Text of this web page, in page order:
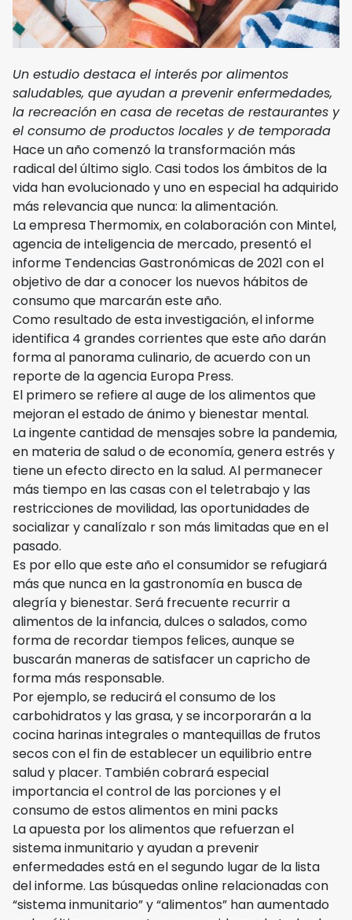
Un estudio destaca el interés por alimentos
saludables, que ayudan a prevenir enfermedades,
la recreación en casa de recetas de restaurantes y
el consumo de productos locales y de temporada
Hace un año comenzó la transformación más
radical del último siglo. Casi todos los ámbitos de la
vida han evolucionado y uno en especial ha adquirido
más relevancia que nunca: la alimentación.
La empresa Thermomix, en colaboración con Mintel,
agencia de inteligencia de mercado, presentó el
informe Tendencias Gastronómicas de 2021 con el
objetivo de dar a conocer los nuevos hábitos de
consumo que marcarán este año.
Como resultado de esta investigación, el informe
identifica 4 grandes corrientes que este año darán
forma al panorama culinario, de acuerdo con un
reporte de la agencia Europa Press.
El primero se refiere al auge de los alimentos que
mejoran el estado de ánimo y bienestar mental.
La ingente cantidad de mensajes sobre la pandemia,
en materia de salud o de economía, genera estrés y
tiene un efecto directo en la salud. Al permanecer
más tiempo en las casas con el teletrabajo y las
restricciones de movilidad, las oportunidades de
socializar y canalízalo r son más limitadas que en el
pasado.
Es por ello que este año el consumidor se refugiará
más que nunca en la gastronomía en busca de
alegría y bienestar. Será frecuente recurrir a
alimentos de la infancia, dulces o salados, como
forma de recordar tiempos felices, aunque se
buscarán maneras de satisfacer un capricho de
forma más responsable.
Por ejemplo, se reducirá el consumo de los
carbohidratos y las grasa, y se incorporarán a la
cocina harinas integrales o mantequillas de frutos
secos con el fin de establecer un equilibrio entre
salud y placer. También cobrará especial
importancia el control de las porciones y el
consumo de estos alimentos en mini packs
La apuesta por los alimentos que refuerzan el
sistema inmunitario y ayudan a prevenir
enfermedades está en el segundo lugar de la lista
del informe. Las búsquedas online relacionadas con
“sistema inmunitario” y “alimentos” han aumentado